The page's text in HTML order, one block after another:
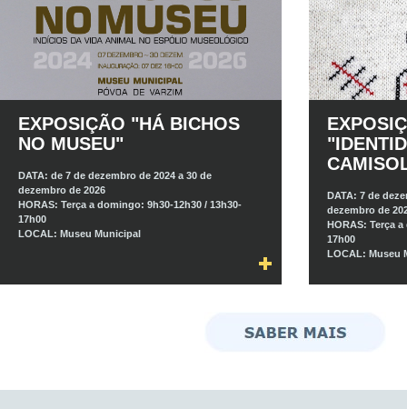
EXPOSIÇÃO "HÁ BICHOS
NO MUSEU"
DATA: de 7 de dezembro de 2024 a 30 de
dezembro de 2026
HORAS: Terça a domingo: 9h30-12h30 / 13h30-
17h00
LOCAL: Museu Municipal
DATA: 7 de
dezembro de
HORAS: Terça
17h00
LOCAL: Museu